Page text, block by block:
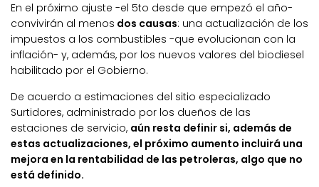
En el próximo ajuste -el 5to desde que empezó el año-
convivirán al menos dos causas: una actualización de los
impuestos a los combustibles -que evolucionan con la
inflación- y, además, por los nuevos valores del biodiesel
habilitado por el Gobierno.
De acuerdo a estimaciones del sitio especializado
Surtidores, administrado por los dueños de las
estaciones de servicio, aún resta definir si, además de
estas actualizaciones, el próximo aumento incluirá una
mejora en la rentabilidad de las petroleras, algo que no
está definido.